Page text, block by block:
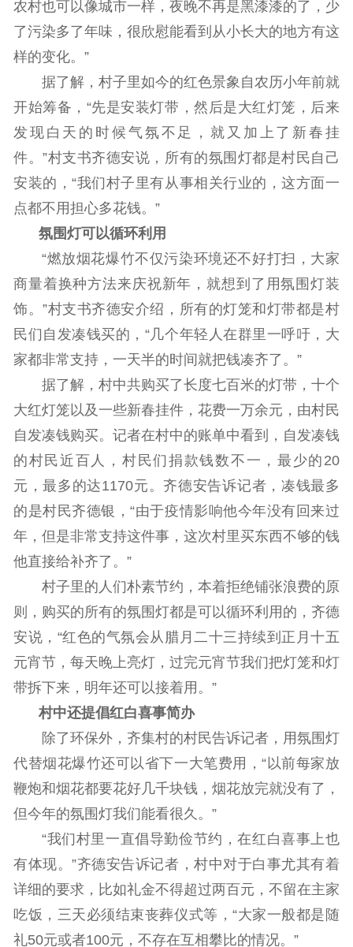
农村也可以像城市一样，夜晚不再是黑漆漆的了，少
了污染多了年味，很欣慰能看到从小长大的地方有这
样的变化。”
据了解，村子里如今的红色景象自农历小年前就
开始筹备，“先是安装灯带，然后是大红灯笼，后来
发现白天的时候气氛不足，就又加上了新春挂
件。”村支书齐德安说，所有的氛围灯都是村民自己
安装的，“我们村子里有从事相关行业的，这方面一
点都不用担心多花钱。”
氛围灯可以循环利用
“燃放烟花爆竹不仅污染环境还不好打扫，大家
商量着换种方法来庆祝新年，就想到了用氛围灯装
饰。”村支书齐德安介绍，所有的灯笼和灯带都是村
民们自发凑钱买的，“几个年轻人在群里一呼吁，大
家都非常支持，一天半的时间就把钱凑齐了。”
据了解，村中共购买了长度七百米的灯带，十个
大红灯笼以及一些新春挂件，花费一万余元，由村民
自发凑钱购买。记者在村中的账单中看到，自发凑钱
的村民近百人，村民们捐款钱数不一，最少的20
元，最多的达1170元。齐德安告诉记者，凑钱最多
的是村民齐德银，“由于疫情影响他今年没有回来过
年，但是非常支持这件事，这次村里买东西不够的钱
他直接给补齐了。”
村子里的人们朴素节约，本着拒绝铺张浪费的原
则，购买的所有的氛围灯都是可以循环利用的，齐德
安说，“红色的气氛会从腊月二十三持续到正月十五
元宵节，每天晚上亮灯，过完元宵节我们把灯笼和灯
带拆下来，明年还可以接着用。”
村中还提倡红白喜事简办
除了环保外，齐集村的村民告诉记者，用氛围灯
代替烟花爆竹还可以省下一大笔费用，“以前每家放
鞭炮和烟花都要花好几千块钱，烟花放完就没有了，
但今年的氛围灯我们能看很久。”
“我们村里一直倡导勤俭节约，在红白喜事上也
有体现。”齐德安告诉记者，村中对于白事尤其有着
详细的要求，比如礼金不得超过两百元，不留在主家
吃饭，三天必须结束丧葬仪式等，“大家一般都是随
礼50元或者100元，不存在互相攀比的情况。”